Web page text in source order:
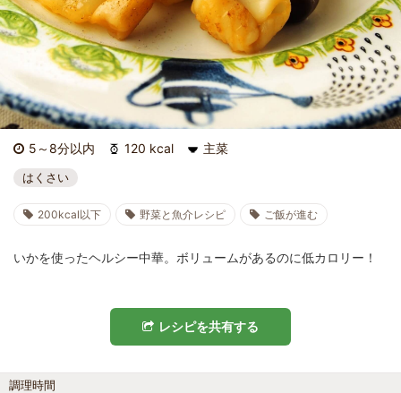
5～8分以内 120 kcal 主菜
はくさい
200kcal以下 野菜と魚介レシピ ご飯が進む
いかを使ったヘルシー中華。ボリュームがあるのに低カロリー！
レシピを共有する
調理時間